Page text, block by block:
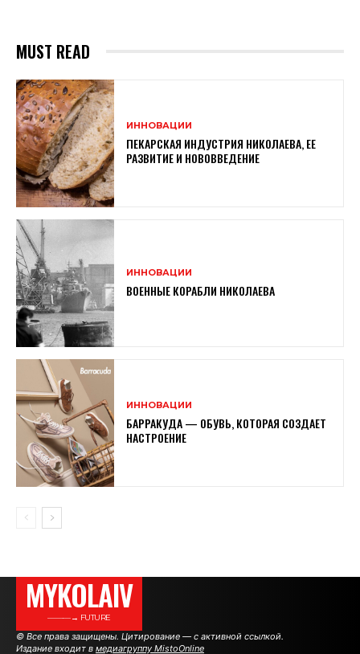
MUST READ
ИННОВАЦИИ
ПЕКАРСКАЯ ИНДУСТРИЯ НИКОЛАЕВА, ЕЕ
РАЗВИТИЕ И НОВОВВЕДЕНИЕ
ИННОВАЦИИ
ВОЕННЫЕ КОРАБЛИ НИКОЛАЕВА
ИННОВАЦИИ
БАРРАКУДА — ОБУВЬ, КОТОРАЯ СОЗДАЕТ
НАСТРОЕНИЕ
MYKOLAIV
———→ FUTURE
© Все права защищены. Цитирование — с активной ссылкой.
Издание входит в медиагруппу MistoOnline